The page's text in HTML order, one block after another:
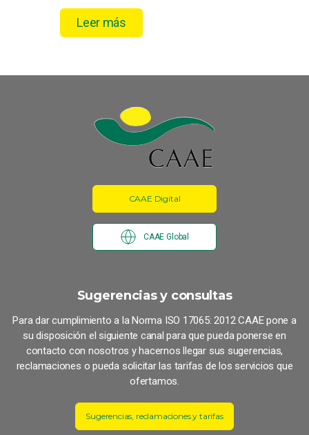
Leer más
Sugerencias y consultas
Para dar cumplimiento a la Norma ISO 17065: 2012 CAAE pone a
su disposición el siguiente canal para que pueda ponerse en
contacto con nosotros y hacernos llegar sus sugerencias,
reclamaciones o pueda solicitar las tarifas de los servicios que
ofertamos.
Sugerencias, reclamaciones y tarifas
CAAE Digital
CAAE Global